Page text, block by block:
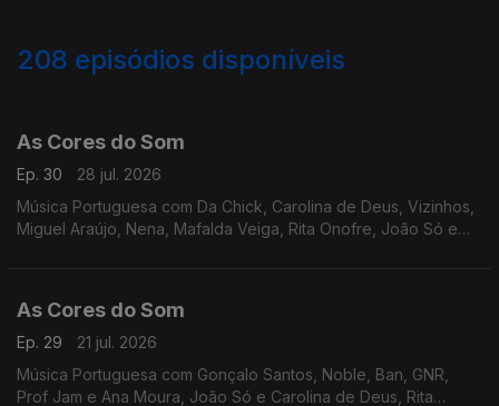
208 episódios disponíveis
As Cores do Som
Ep. 30
28 jul. 2026
Música Portuguesa com Da Chick, Carolina de Deus, Vizinhos,
Miguel Araújo, Nena, Mafalda Veiga, Rita Onofre, João Só e
As Cores do Som
Ep. 29
21 jul. 2026
Música Portuguesa com Gonçalo Santos, Noble, Ban, GNR,
Prof Jam e Ana Moura, João Só e Carolina de Deus, Rita